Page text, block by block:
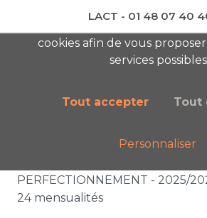
newsletter
Boutique
PERFECTIONNEMENT - 2025/
24 mensualités
cookies afin de vous
services
Tout accepter Tout
Personnaliser
LACT - 01 48 07 40